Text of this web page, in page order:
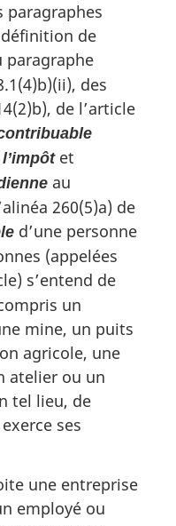
paragraphes
définition de
paragraphe
des
de l’article
et
au
260(5)a) de
d’une personne
(appelées
s’entend de
un
mine, un puits
agricole, une
atelier ou un
tel lieu, de
ses
une entreprise
employé ou